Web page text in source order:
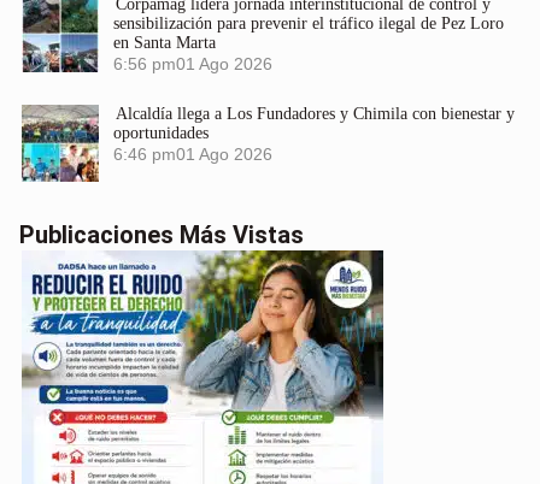
Corpamag lidera jornada interinstitucional de control y
sensibilización para prevenir el tráfico ilegal de Pez Loro
en Santa Marta
6:56 pm01 Ago 2026
Alcaldía llega a Los Fundadores y Chimila con bienestar y
oportunidades
6:46 pm01 Ago 2026
Publicaciones Más Vistas